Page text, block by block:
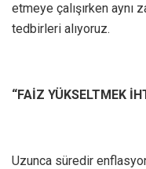
etmeye çalışırken aynı
tedbirleri alıyoruz.
“FAİZ YÜKSELTMEK
Uzunca süredir